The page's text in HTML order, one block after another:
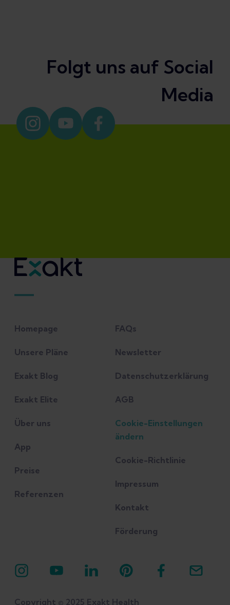
Folgt uns auf Social
Media
Homepage
Unsere Pläne
Exakt Blog
Exakt Elite
Über uns
App
Preise
Referenzen
FAQs
Newsletter
Datenschutzerklärung
AGB
Cookie-Einstellungen
ändern
Cookie-Richtlinie
Impressum
Kontakt
Förderung
Copyright © 2025 Exakt Health